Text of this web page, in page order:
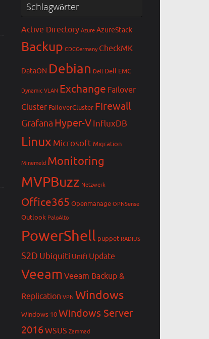
Schlagwörter
Active Directory Azure AzureStack
Backup CDCGermany CheckMK
DataON Debian Dell Dell EMC
Dynamic VLAN Exchange Failover
Cluster FailoverCluster Firewall
Grafana Hyper-VInfluxDB
Linux Microsoft Migration
Minemeld Monitoring
MVPBuzz Netzwerk
Office365 Openmanage OPNSense
Outlook PaloAlto
PowerShell puppet RADIUS
S2D Ubiquiti Unifi Update
Veeam Veeam Backup &
Replication VPN Windows
Windows 10Windows Server
2016WSUS Zammad